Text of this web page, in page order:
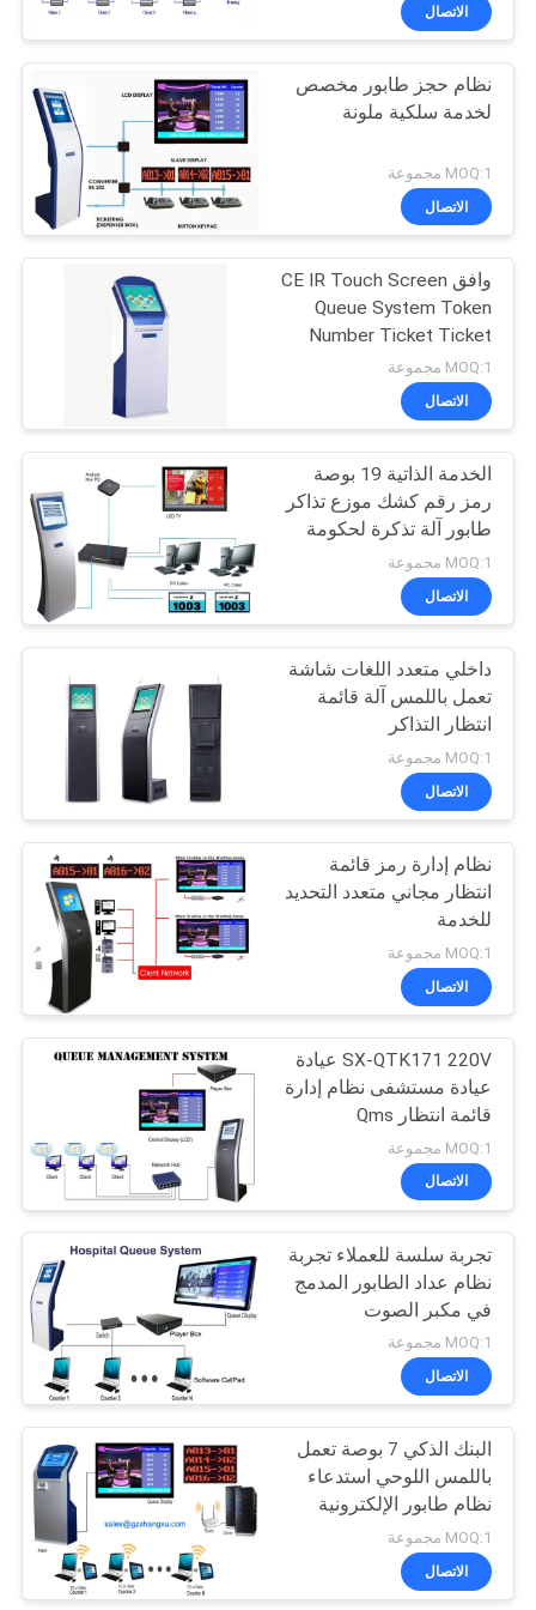
مراقبة
الجودة
اتصل
أخبار
اطلب
اقتباس
خريطة
الموقع
PRIVACY
POLICY
نظام طابور
المستشفى
21
نظام إدارة قائمة
الانتظار
50
نظام طابور البنك
20
كشك تذاكر الطابور
16
كشك شاشة تعمل
باللمس الخدمة الذاتية
16
نظام الاتصال
اللاسلكي لقائمة
الانتظار
5
الاتصال
نظام حجز طابور مخصص
لخدمة سلكية ملونة
MOQ:1 مجموعة
الاتصال
وافق CE IR Touch Screen
Queue System Token
Number Ticket Ticket
Dispenser مع طابعة
حرارية
MOQ:1 مجموعة
الاتصال
الخدمة الذاتية 19 بوصة
رمز رقم كشك موزع تذاكر
طابور آلة تذكرة لحكومة
البنك
MOQ:1 مجموعة
الاتصال
داخلي متعدد اللغات شاشة
تعمل باللمس آلة قائمة
انتظار التذاكر
MOQ:1 مجموعة
الاتصال
نظام إدارة رمز قائمة
انتظار مجاني متعدد التحديد
للخدمة
MOQ:1 مجموعة
الاتصال
SX-QTK171 220V عيادة
عيادة مستشفى نظام إدارة
قائمة انتظار Qms
MOQ:1 مجموعة
الاتصال
تجربة سلسة للعملاء تجربة
نظام عداد الطابور المدمج
في مكبر الصوت
MOQ:1 مجموعة
الاتصال
البنك الذكي 7 بوصة تعمل
باللمس اللوحي استدعاء
نظام طابور الإلكترونية
طابور
MOQ:1 مجموعة
الاتصال